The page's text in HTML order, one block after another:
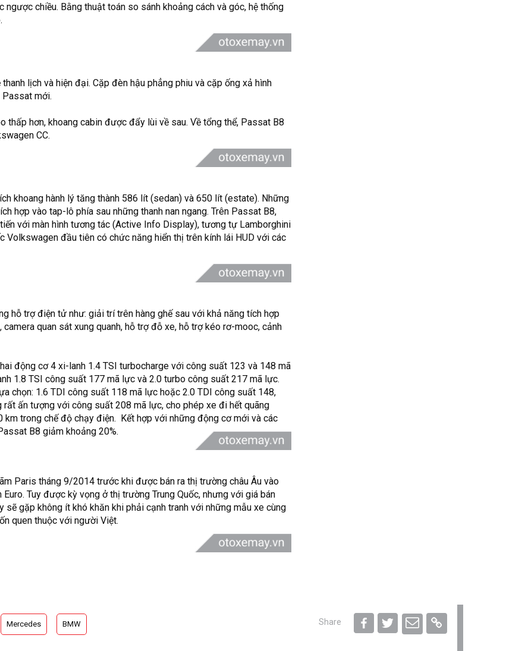
chiều. Bằng thuật toán so sánh khoảng cách và góc, hệ thống
lịch và hiện đại. Cặp đèn hậu phẳng phiu và cặp ống xả hình
Passat mới.
hơn, khoang cabin được đẩy lùi về sau. Về tổng thể, Passat B8
CC.
khoang hành lý tăng thành 586 lít (sedan) và 650 lít (estate). Những
hợp vào tap-lô phía sau những thanh nan ngang. Trên Passat B8,
với màn hình tương tác (Active Info Display), tương tự Lamborghini
Volkswagen đầu tiên có chức năng hiển thị trên kính lái HUD với các
hỗ trợ điện tử như: giải trí trên hàng ghế sau với khả năng tích hợp
quan sát xung quanh, hỗ trợ đỗ xe, hỗ trợ kéo rơ-mooc, cảnh
động cơ 4 xi-lanh 1.4 TSI turbocharge với công suất 123 và 148 mã
1.8 TSI công suất 177 mã lực và 2.0 turbo công suất 217 mã lực.
chọn: 1.6 TDI công suất 118 mã lực hoặc 2.0 TDI công suất 148,
ấn tượng với công suất 208 mã lực, cho phép xe đi hết quãng
trong chế độ chạy điện. Kết hợp với những động cơ mới và các
B8 giảm khoảng 20%.
Paris tháng 9/2014 trước khi được bán ra thị trường châu Âu vào
Tuy được kỳ vọng ở thị trường Trung Quốc, nhưng với giá bán
sẽ gặp không ít khó khăn khi phải cạnh tranh với những mẫu xe cùng
quen thuộc với người Việt.
Mercedes BMW Share